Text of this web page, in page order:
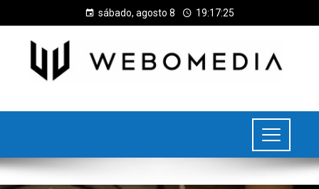
sábado, agosto 8 19:17:26